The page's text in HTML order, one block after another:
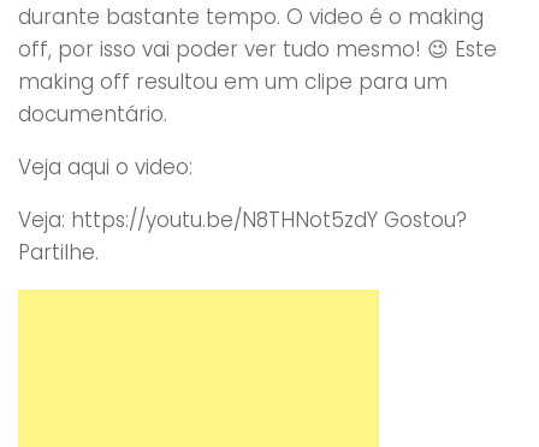
durante bastante tempo. O video é o making
off, por isso vai poder ver tudo mesmo! 😉 Este
making off resultou em um clipe para um
documentário.
Veja aqui o video:
Veja: https://youtu.be/N8THNot5zdY Gostou?
Partilhe.